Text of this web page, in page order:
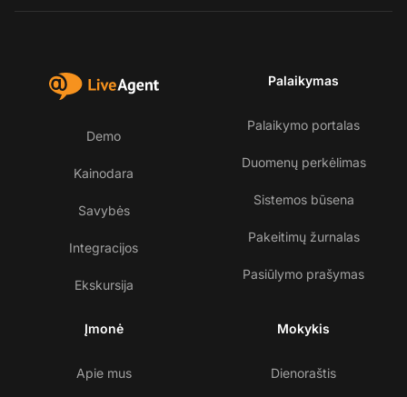
Demo
Kainodara
Savybės
Integracijos
Ekskursija
Palaikymas
Palaikymo portalas
Duomenų perkėlimas
Sistemos būsena
Pakeitimų žurnalas
Pasiūlymo prašymas
Įmonė
Apie mus
Mokykis
Dienoraštis